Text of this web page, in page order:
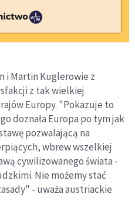
i Martin Kuglerowie z
z tak wielkiej
Europy. "Pokazuje to
doznała Europa po tym jak
pozwalającą na
wbrew wszelkiej
cywilizowanego świata -
Nie możemy stać
- uważa austriackie